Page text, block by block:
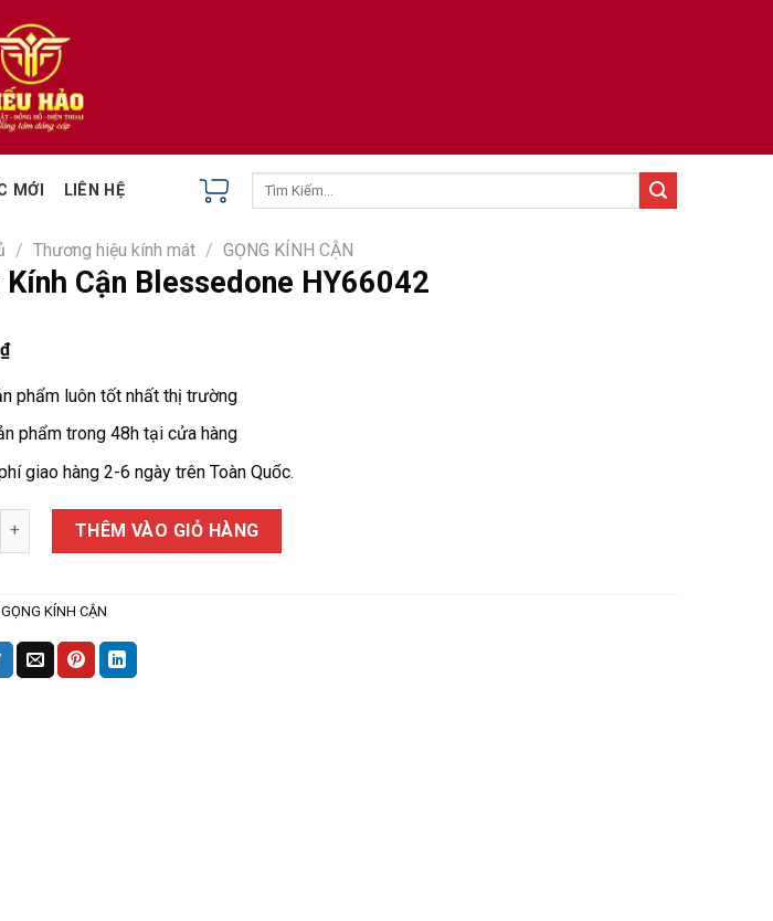
MỚI LIÊN HỆ
Tìm
/ Thương hiệu kính mát / GỌNG KÍNH CẬN
Kính Cận Blessedone HY66042
₫
phẩm luôn tốt nhất thị trường
phẩm trong 48h tại cửa hàng
giao hàng 2-6 ngày trên Toàn Quốc.
Cận Blessedone HY66042 số lượng
THÊM VÀO GIỎ HÀNG
GỌNG KÍNH CẬN